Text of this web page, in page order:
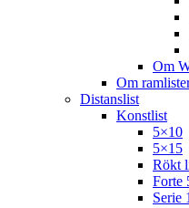
Om
Om
Distanslist
Konstlist
5×10
5×15
Rökt
Forte
Serie